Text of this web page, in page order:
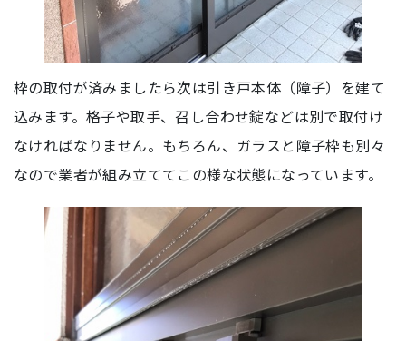
枠の取付が済みましたら次は引き戸本体（障子）を建て
込みます。格子や取手、召し合わせ錠などは別で取付け
なければなりません。もちろん、ガラスと障子枠も別々
なので業者が組み立ててこの様な状態になっています。